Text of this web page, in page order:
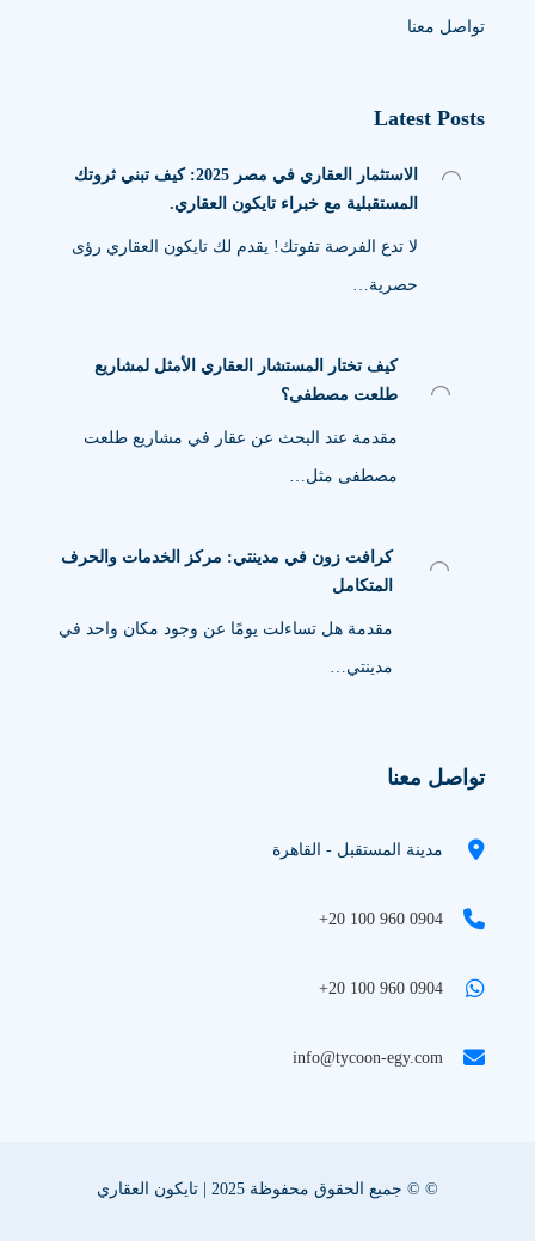
تواصل معنا
Latest Posts
الاستثمار العقاري في مصر 2025: كيف تبني ثروتك
المستقبلية مع خبراء تايكون العقاري.
لا تدع الفرصة تفوتك! يقدم لك تايكون العقاري رؤى
حصرية…
كيف تختار المستشار العقاري الأمثل لمشاريع
طلعت مصطفى؟
مقدمة عند البحث عن عقار في مشاريع طلعت
مصطفى مثل…
كرافت زون في مدينتي: مركز الخدمات والحرف
المتكامل
مقدمة هل تساءلت يومًا عن وجود مكان واحد في
مدينتي…
تواصل معنا
مدينة المستقبل - القاهرة
+20 100 960 0904
+20 100 960 0904
info@tycoon-egy.com
© © جميع الحقوق محفوظة 2025 | تايكون العقاري